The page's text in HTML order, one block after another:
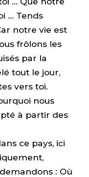
… Tends
notre vie est
frôlons les
par la
tout le jour,
vers toi.
nous
à partir des
ce pays, ici
: Où